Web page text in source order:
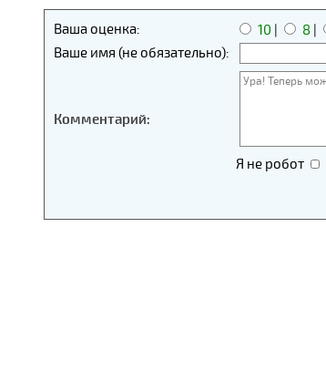
Ваша оценка: 10 | 8 |
Ваше имя (не обязательно):
Комментарий:
Я не робот